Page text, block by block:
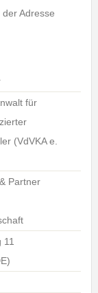
Adresse
für
(VdVKA e.
Partner
11